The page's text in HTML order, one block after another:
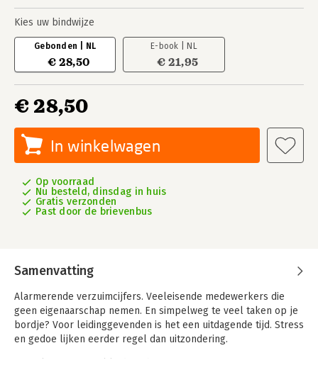
Kies uw bindwijze
Gebonden | NL
€ 28,50
E-book | NL
€ 21,95
€ 28,50
In winkelwagen
Op voorraad
Nu besteld, dinsdag in huis
Gratis verzonden
Past door de brievenbus
Samenvatting
Alarmerende verzuimcijfers. Veeleisende medewerkers die
geen eigenaarschap nemen. En simpelweg te veel taken op je
bordje? Voor leidinggevenden is het een uitdagende tijd. Stress
en gedoe lijken eerder regel dan uitzondering.